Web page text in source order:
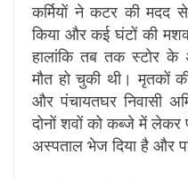
कर्मियों ने कटर की
किया और कई घंटों की
हालांकि तब तक स्टोर के
मौत हो चुकी थी। मृतकों
और पंचायतघर निवासी
दोनों शवों को कब्जे में लेकर
अस्पताल भेज दिया है और